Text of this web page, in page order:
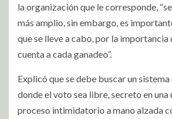
la organización que le corresponde,
más amplio, sin embargo, es
que se lleve a cabo, por la importancia
cuenta a cada ganadeo”.
Explicó que se debe buscar un
donde el voto sea libre, secreto en una
proceso intimidatorio a mano alzada